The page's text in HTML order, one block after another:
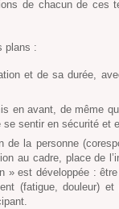
de chacun de ces
plans :
et de sa durée,
en avant, de même
sentir en sécurité et
de la personne
au cadre, place de
» est développée :
(fatigue, douleur) et